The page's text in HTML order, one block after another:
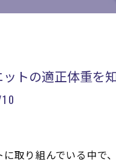
トの適正体重を
に取り組んでいる中で